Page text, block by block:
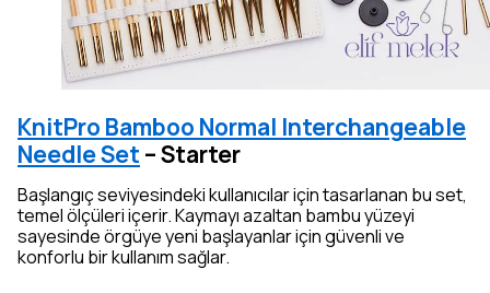
KnitPro Bamboo Normal Interchangeable
Needle Set – Starter
Başlangıç seviyesindeki kullanıcılar için tasarlanan bu set,
temel ölçüleri içerir. Kaymayı azaltan bambu yüzeyi
sayesinde örgüye yeni başlayanlar için güvenli ve
konforlu bir kullanım sağlar.